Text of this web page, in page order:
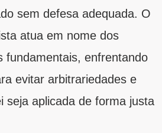
sem defesa adequada. O
atua em nome dos
fundamentais, enfrentando
evitar arbitrariedades e
seja aplicada de forma justa